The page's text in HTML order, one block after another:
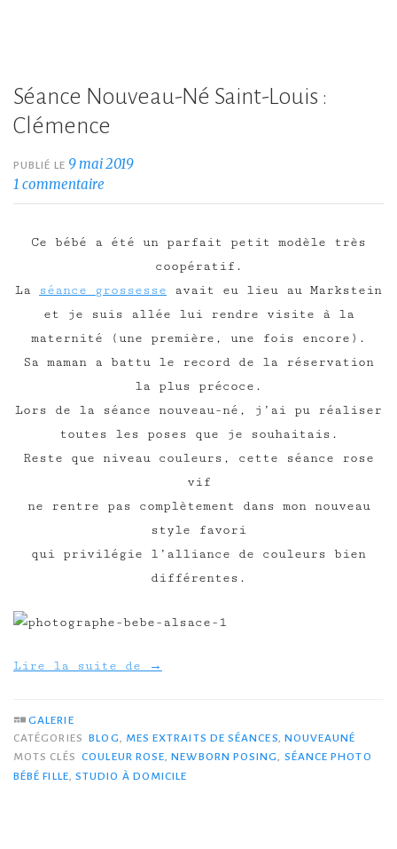
Séance Nouveau-Né Saint-Louis :
Clémence
PUBLIÉ LE 9 mai 2019
1 commentaire
Ce bébé a été un parfait petit modèle très
coopératif.
La
séance grossesse avait eu lieu au Markstein
et je suis allée lui rendre visite à la
maternité (une première, une fois encore).
Sa maman a battu le record de la réservation
la plus précoce.
Lors de la séance nouveau-né, j’ai pu réaliser
toutes les poses que je souhaitais.
Reste que niveau couleurs, cette séance rose
vif
ne rentre pas complètement dans mon nouveau
style favori
qui privilégie l’alliance de couleurs bien
différentes.
Lire la suite de →
GALERIE
CATÉGORIES BLOG MES EXTRAITS DE SÉANCES NOUVEAUNÉ
MOTS CLÉS COULEUR ROSE ,NEWBORN POSING
SÉANCE PHOTO
BÉBÉ FILLE STUDIO À DOMICILE